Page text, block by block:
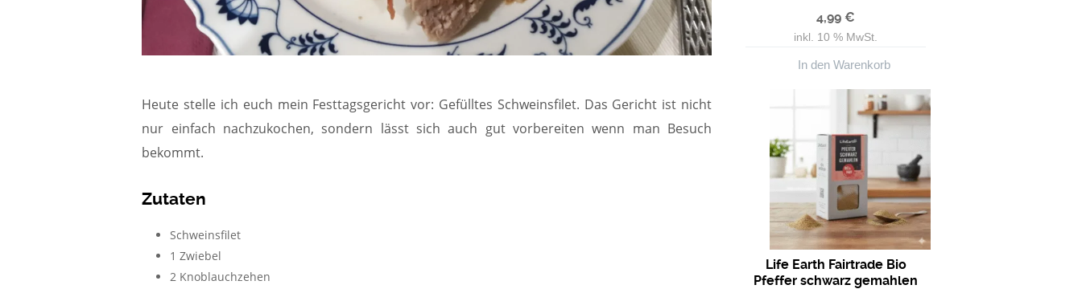
Heute stelle ich euch mein Festtagsgericht vor: Gefülltes Schweinsfilet. Das Gericht ist nicht
nur einfach nachzukochen, sondern lässt sich auch gut vorbereiten wenn man Besuch
bekommt.
Zutaten
Schweinsfilet
1 Zwiebel
2 Knoblauchzehen
4,99€
inkl. 10 % MwSt.
In den Warenkorb
Life Earth Fairtrade Bio
Pfeffer schwarz gemahlen